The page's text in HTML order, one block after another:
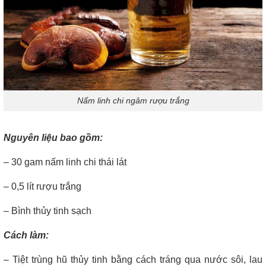
Nấm linh chi ngâm rượu trắng
Nguyên liệu bao gồm:
– 30 gam nấm linh chi thái lát
– 0,5 lít rượu trắng
– Bình thủy tinh sạch
Cách làm:
– Tiệt trùng hũ thủy tinh bằng cách tráng qua nước sôi, lau